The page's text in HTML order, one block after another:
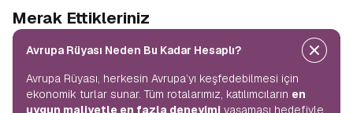
Merak Ettikleriniz
Avrupa Rüyası Neden Bu Kadar Hesaplı?
Avrupa Rüyası, herkesin Avrupa’yı keşfedebilmesi için
ekonomik turlar sunar. Tüm rotalarımız, katılımcıların en
uygun maliyetle en fazla deneyimi yaşaması hedefiyle